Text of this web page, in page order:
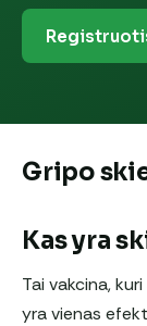
Gripo
Kas yra
Tai vakcina,
yra vienas